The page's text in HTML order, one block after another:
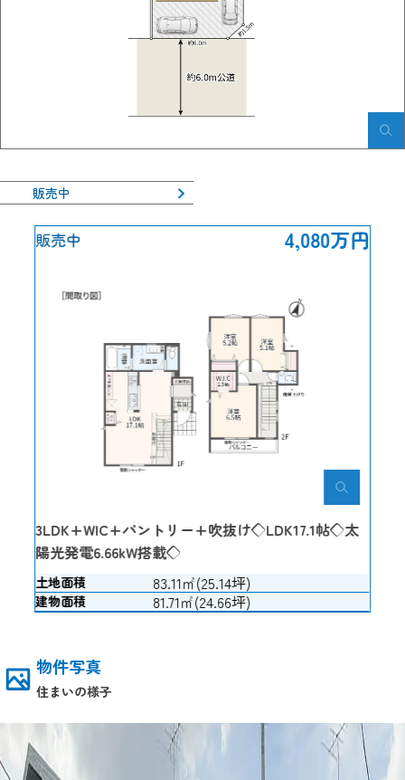
販売中
販売中 4,080万円
3LDK+WIC+パントリー+吹抜け◇LDK17.1帖◇太
陽光発電6.66kW搭載◇
土地面積 83.11㎡(25.14坪)
建物面積 81.71㎡(24.66坪)
物件写真
住まいの様子